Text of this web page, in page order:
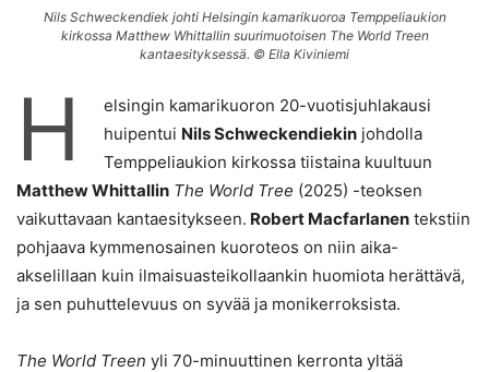
Nils Schweckendiek johti Helsingin kamarikuoroa Temppeliaukion
kirkossa Matthew Whittallin suurimuotoisen The World Treen
kantaesityksessä. © Ella Kiviniemi
H
elsingin kamarikuoron 20-vuotisjuhlakausi
huipentui Nils Schweckendiekin johdolla
Temppeliaukion kirkossa tiistaina kuultuun
Matthew Whittallin The World Tree (2025) -teoksen
vaikuttavaan kantaesitykseen. Robert Macfarlanen tekstiin
pohjaava kymmenosainen kuoroteos on niin aika-
akselillaan kuin ilmaisuasteikollaankin huomiota herättävä,
ja sen puhuttelevuus on syvää ja monikerroksista.
The World Treen yli 70-minuuttinen kerronta yltää